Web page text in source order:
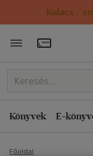
Kulacs /
Könyvek E-
Főoldal